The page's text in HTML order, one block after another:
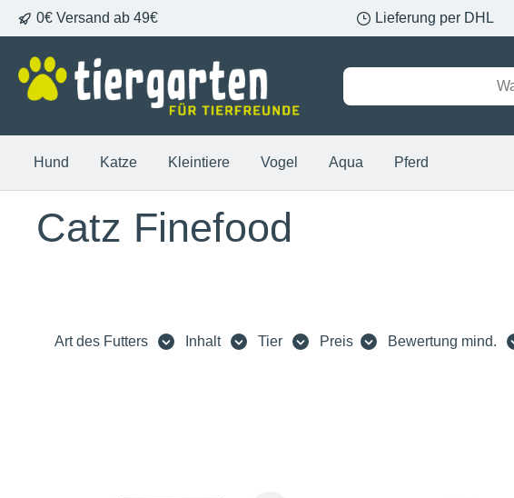
Zur Hauptnavigation springen
0€ Versand ab 49€ Lieferung per DHL
Hund Katze Kleintiere Vogel Aqua Pferd
Catz Finefood
Art des Futters Inhalt Tier Preis Bewertung mind.